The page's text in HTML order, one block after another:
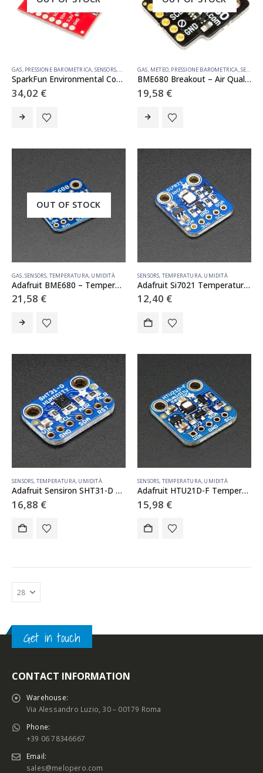
GAS, PRESSIONE BAROMETRICA, SENSORS,TEMPERATURA,UMIDITÀ
SparkFun Environmental Combo Breakout – CCS811/BME280 (Qwiic)
34,02 €
GAS, METEO, PRESSIONE BAROMETRICA,SENSORS
BME680 Breakout – Air Quality, Temperature, Pressure, Humidity Sensor
19,58 €
OUT OF STOCK
GAS,SENSORS, TEMPERATURA, UMIDITÀ
Adafruit BME680 – Temperature, Humidity, Pressure and Gas Sensor
21,58 €
SENSORS, TEMPERATURA, UMIDITÀ
Adafruit Si7021 Temperature & Humidity Sensor Breakout Board
12,40 €
SENSORS, TEMPERATURA, UMIDITÀ
Adafruit Sensiron SHT31-D Temperature & Humidity Sensor Breakout
16,88 €
SENSORS, TEMPERATURA, UMIDITÀ
Adafruit HTU21D-F Temperature & Humidity Sensor Breakout Board
15,98 €
Get in touch
CONTACT INFORMATION
Warehouse:
Via Alessandro Luzio, 30 – 00179 Roma
Phone:
+39 06 78346667
Email:
sales@melopero.com